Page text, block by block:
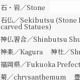
石・岩／Stone
石仏／Sekibutsu
carved Statues)
神仏習合／Shinbutsu
神楽／Kagura
神社／
福岡県／Fukuoka
菊／chrysanthemum